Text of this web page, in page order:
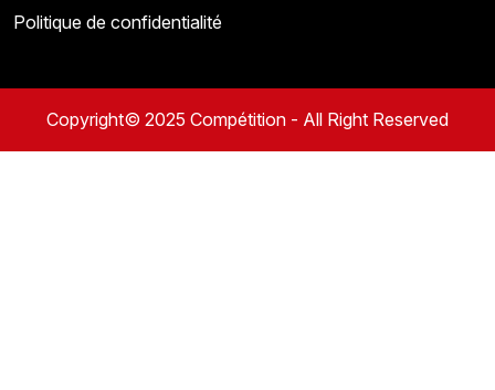
Politique de confidentialité
Copyright© 2025 Compétition - All Right Reserved